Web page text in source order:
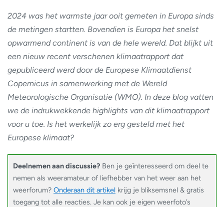
2024 was het warmste jaar ooit gemeten in Europa sinds
de metingen startten. Bovendien is Europa het snelst
opwarmend continent is van de hele wereld. Dat blijkt uit
een nieuw recent verschenen klimaatrapport dat
gepubliceerd werd door de Europese Klimaatdienst
Copernicus in samenwerking met de Wereld
Meteorologische Organisatie (WMO). In deze blog vatten
we de indrukwekkende highlights van dit klimaatrapport
voor u toe. Is het werkelijk zo erg gesteld met het
Europese klimaat?
Deelnemen aan discussie? Ben je geïnteresseerd om deel te
nemen als weeramateur of liefhebber van het weer aan het
weerforum? Onderaan dit artikel krijg je bliksemsnel & gratis
toegang tot alle reacties. Je kan ook je eigen weerfoto’s